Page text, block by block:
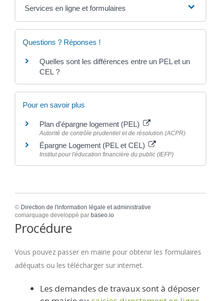
Services en ligne et formulaires
Questions ? Réponses !
Quelles sont les différences entre un PEL et un
CEL ?
Pour en savoir plus
Plan d'épargne logement (PEL)
Autorité de contrôle prudentiel et de résolution (ACPR)
Épargne Logement (PEL et CEL)
Institut pour l'éducation financière du public (IEFP)
© Direction de l'information légale et administrative
comarquage developpé par baseo.io
Procédure
Vous pouvez passer en mairie pour obtenir les formulaires
adéquats ou les télécharger sur internet.
Les demandes de travaux sont à déposer